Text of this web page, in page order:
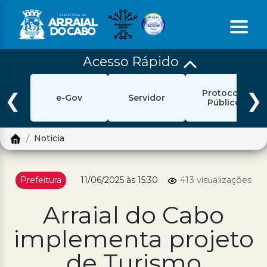
Início
Ouvidoria
Pesquisar
Política de Privacidade
Prefeitura
Diário Oficial
Acesso Rápido
❮ e-Gov Servidor
Protocolo
Público
❯
Noticia
Prefeitura 11/06/2025 às 15:30 413 visualizações
Arraial do Cabo
implementa projeto